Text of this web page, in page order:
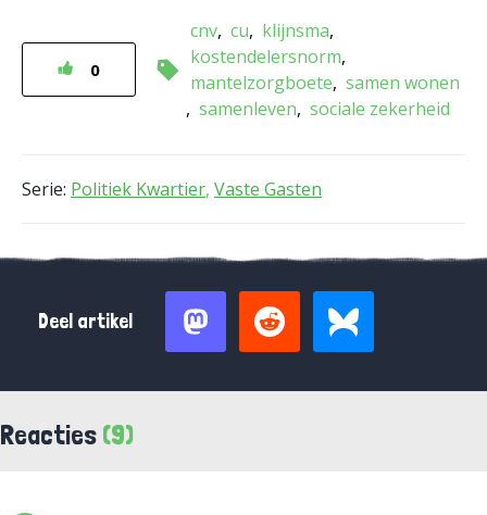
0
cnv cu
klijnsma
kostendelersnorm
mantelzorgboete samen wonen
samenleven sociale zekerheid
Serie: Politiek Kwartier, Vaste Gasten
Deel artikel
Reacties (9)